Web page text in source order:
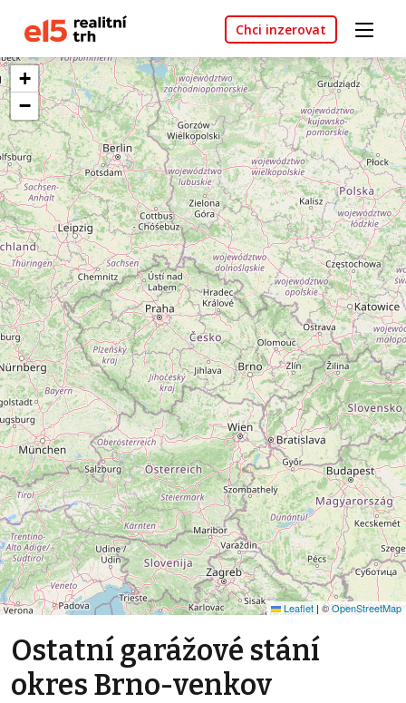
Chci inzerovat
+
−
Leaflet | ©OpenStreetMap
Ostatní garážové stání
okres Brno-venkov